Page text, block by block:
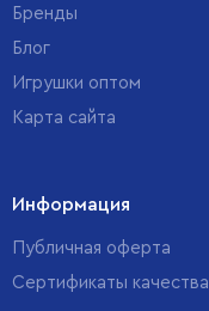
Бренды
Блог
Игрушки оптом
Карта сайта
Информация
Публичная оферта
Сертификаты качества